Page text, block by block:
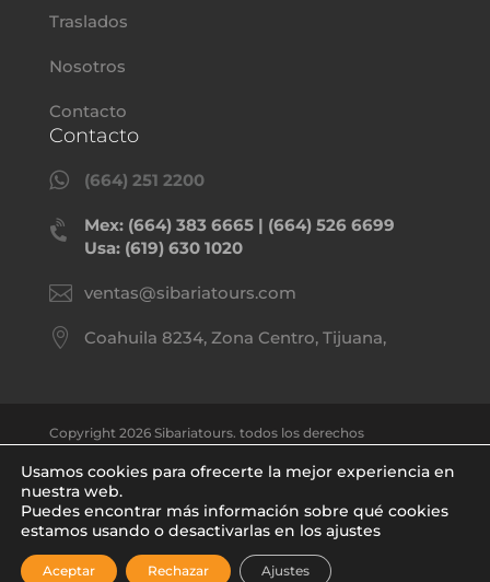
Traslados
Nosotros
Contacto
Contacto
 (664) 251 2200

Mex: (664) 383 6665 | (664) 526 6699
Usa: (619) 630 1020
 ventas@sibariatours.com
 Coahuila 8234, Zona Centro, Tijuana,
Copyright 2026 Sibariatours. todos los derechos
Política de privacidad
Usamos cookies para ofrecerte la mejor experiencia en
nuestra web.
Puedes encontrar más información sobre qué cookies
estamos usando o desactivarlas en los ajustes
Aceptar Rechazar Ajustes